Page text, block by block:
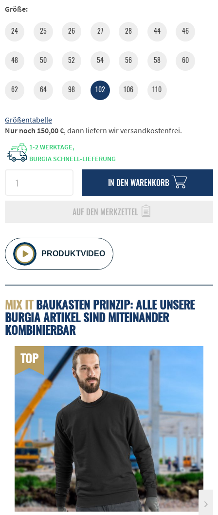
Größe:
24 25 26 27 28 44 46
48 50 52 54 56 58 60
62 64 98 102 106 110
Größentabelle
1-2 WERKTAGE,
BURGIA SCHNELL-LIEFERUNG
IN DEN WARENKORB
AUF DEN MERKZETTEL
PRODUKTVIDEO
Nur noch 150,00 €, dann liefern wir versandkostenfrei.
MIX ITBAUKASTEN PRINZIP: ALLE UNSERE
BURGIA ARTIKEL SIND MITEINANDER
KOMBINIERBAR
TOP